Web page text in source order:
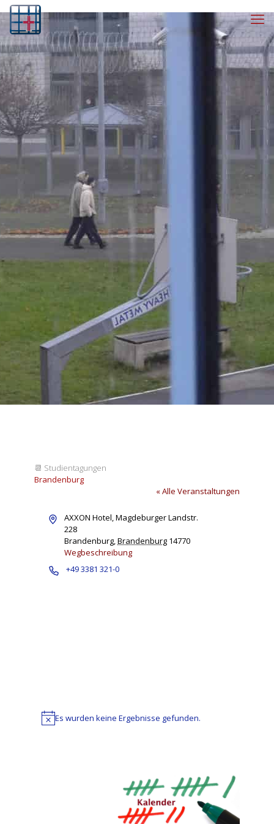
📆 Studientagungen
Brandenburg
« Alle Veranstaltungen
AdresseAXXON Hotel, Magdeburger Landstr.
228
Brandenburg,Brandenburg 14770
Wegbeschreibung
Telefon+49 3381 321-0
HinweisEs wurden keine Ergebnisse gefunden.
Datum